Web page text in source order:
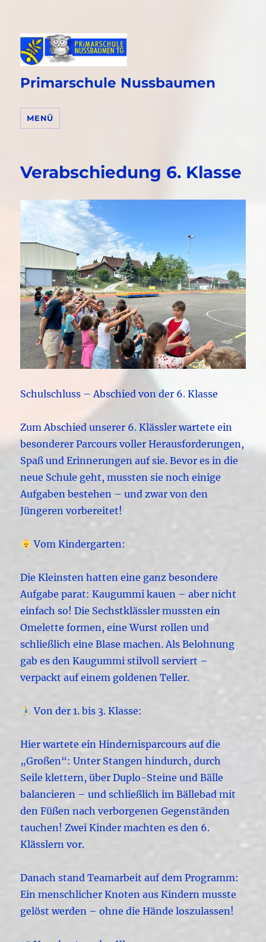
Primarschule Nussbaumen
MENÜ
Verabschiedung 6. Klasse
Schulschluss – Abschied von der 6. Klasse
Zum Abschied unserer 6. Klässler wartete ein
besonderer Parcours voller Herausforderungen,
Spaß und Erinnerungen auf sie. Bevor es in die
neue Schule geht, mussten sie noch einige
Aufgaben bestehen – und zwar von den
Jüngeren vorbereitet!
Vom Kindergarten:
Die Kleinsten hatten eine ganz besondere
Aufgabe parat: Kaugummi kauen – aber nicht
einfach so! Die Sechstklässler mussten ein
Omelette formen, eine Wurst rollen und
schließlich eine Blase machen. Als Belohnung
gab es den Kaugummi stilvoll serviert –
verpackt auf einem goldenen Teller.
Von der 1. bis 3. Klasse:
Hier wartete ein Hindernisparcours auf die
„Großen“: Unter Stangen hindurch, durch
Seile klettern, über Duplo-Steine und Bälle
balancieren – und schließlich im Bällebad mit
den Füßen nach verborgenen Gegenständen
tauchen! Zwei Kinder machten es den 6.
Klässlern vor.
Danach stand Teamarbeit auf dem Programm:
Ein menschlicher Knoten aus Kindern musste
gelöst werden – ohne die Hände loszulassen!